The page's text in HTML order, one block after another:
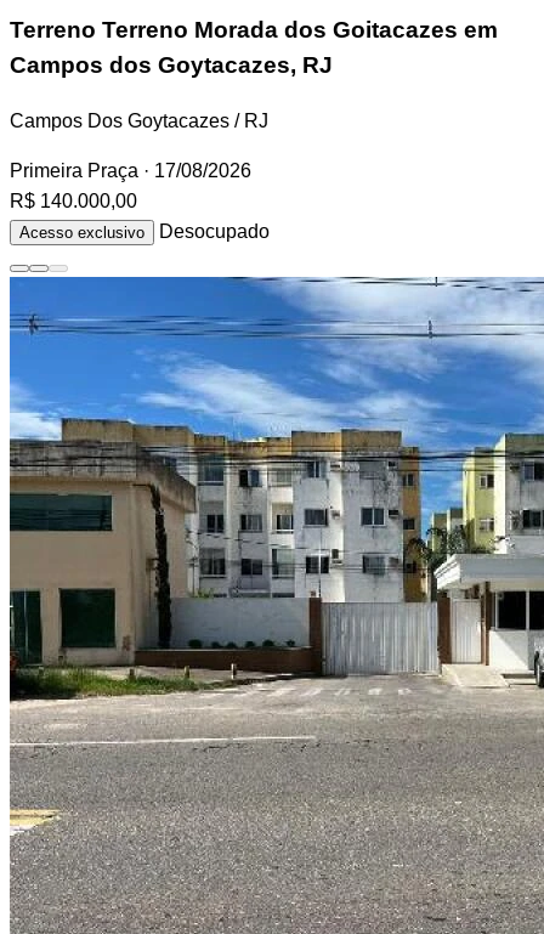
Terreno Terreno Morada dos Goitacazes em
Campos dos Goytacazes, RJ
Campos Dos Goytacazes / RJ
Primeira Praça · 17/08/2026
R$ 140.000,00
Acesso exclusivo Desocupado